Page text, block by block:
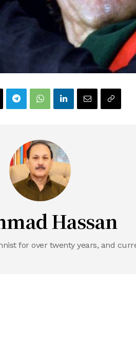
Hassan
for over twenty years, and